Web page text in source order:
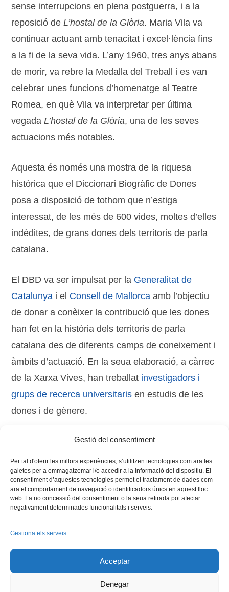
Gestió del consentiment
Per tal d'oferir les millors experiències, s’utilitzen tecnologies com ara les
galetes per a emmagatzemar i/o accedir a la informació del dispositiu. El
consentiment d’aquestes tecnologies permet el tractament de dades com
ara el comportament de navegació o identificadors únics en aquest lloc
web. La no concessió del consentiment o la seua retirada pot afectar
negativament determinades funcionalitats i serveis.
Gestiona els serveis
Acceptar
Denegar
sense interrupcions en plena postguerra, i a la
reposició deL’hostal de la Glòria. Maria Vila va
continuar actuant amb tenacitat i excel·lència fins
a la fi de la seva vida. L’any 1960, tres anys abans
de morir, va rebre la Medalla del Treball i es van
celebrar unes funcions d’homenatge al Teatre
Romea, en què Vila va interpretar per última
vegadaL’hostal de la Glòria, una de les seves
actuacions més notables.
Aquesta és només una mostra de la riquesa
històrica que el Diccionari Biogràfic de Dones
posa a disposició de tothom que n’estiga
interessat, de les més de 600 vides, moltes d’elles
indèdites, de grans dones dels territoris de parla
catalana.
El DBD va ser impulsat per la Generalitat de
Catalunya i el Consell de Mallorca amb l’objectiu
de donar a conèixer la contribució que les dones
han fet en la història dels territoris de parla
catalana des de diferents camps de coneixement i
àmbits d’actuació. En la seua elaboració, a càrrec
de la Xarxa Vives, han treballat investigadors i
grups de recerca universitaris en estudis de les
dones i de gènere.
història,recerca
Instagram
Flickr
INICI QUI SOM
PROGRAMES
DESENVOLUPAMENT SOSTENIBLE
AVÍS LEGAL